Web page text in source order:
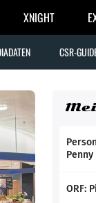
XNIGHT
CSR-
ORF: